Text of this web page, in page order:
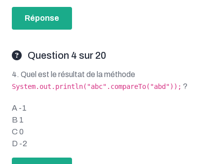
Réponse
Question 4 sur 20
4. Quel est le résultat de la méthode
System.out.println("abc".compareTo("abd")); ?
A -1
B 1
C 0
D -2